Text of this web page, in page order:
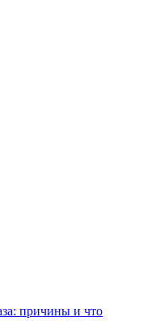
причины и что